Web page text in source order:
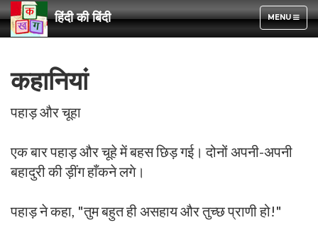
TOGGLE
NAVIGATION
MENU
हिंदी की बिंदी
कहानियां
पहाड़ और चूहा
एक बार पहाड़ और चूहे में बहस छिड़ गई। दोनों अपनी-अपनी
बहादुरी की ड़ींग हाँकने लगे।
पहाड़ ने कहा, "तुम बहुत ही असहाय और तुच्छ प्राणी हो!"